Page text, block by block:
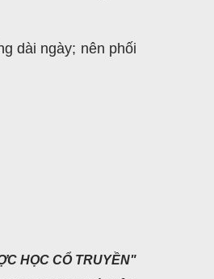
dài ngày; nên phối
HỌC CỔ TRUYỀN"